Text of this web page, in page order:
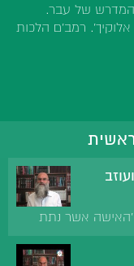
המדרש של עבר.
רמב'ם הלכות
אשר נתת
ומודה ועוזב